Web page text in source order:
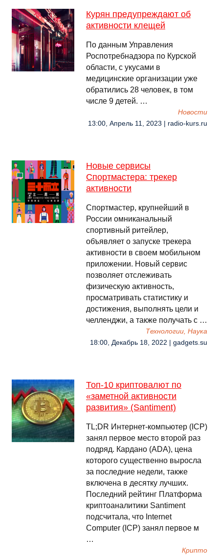
Курян предупреждают об
активности клещей
По данным Управления
Роспотребнадзора по Курской
области, с укусами в
медицинские организации уже
обратились 28 человек, в том
числе 9 детей. …
Новости
13:00, Апрель 11, 2023 | radio-kurs.ru
Новые сервисы
Спортмастера: трекер
активности
Спортмастер, крупнейший в
России омниканальный
спортивный ритейлер,
объявляет о запуске трекера
активности в своем мобильном
приложении. Новый сервис
позволяет отслеживать
физическую активность,
просматривать статистику и
достижения, выполнять цели и
челленджи, а также получать с …
Технологии, Наука
18:00, Декабрь 18, 2022 | gadgets.su
Топ-10 криптовалют по
«заметной активности
развития» (Santiment)
TL;DR Интернет-компьютер (ICP)
занял первое место второй раз
подряд. Кардано (ADA), цена
которого существенно выросла
за последние недели, также
включена в десятку лучших.
Последний рейтинг Платформа
криптоаналитики Santiment
подсчитала, что Internet
Computer (ICP) занял первое м
…
Крипто